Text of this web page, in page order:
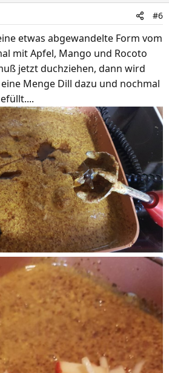
#6
etwas abgewandelte Form vom
mit Apfel, Mango und Rocoto
jetzt duchziehen, dann wird
Menge Dill dazu und nochmal